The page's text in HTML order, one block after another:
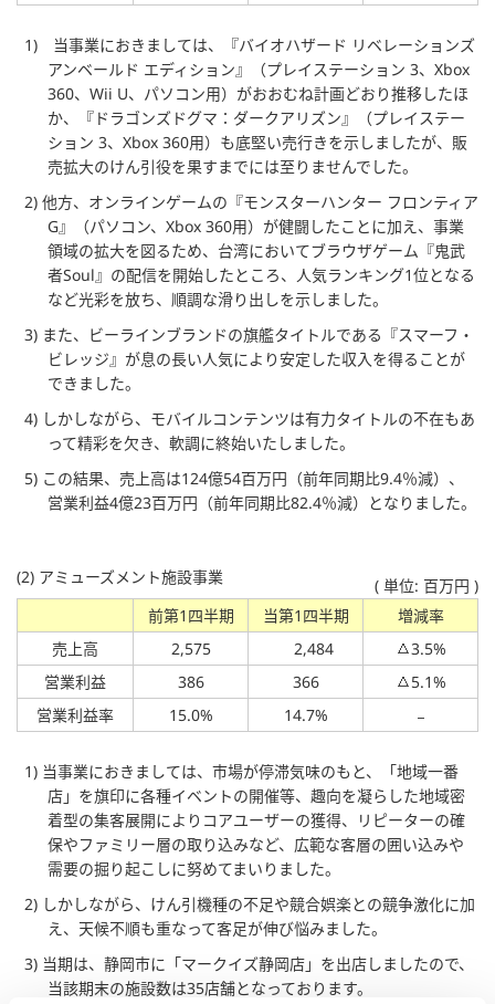
1) 当事業におきましては、『バイオハザード リベレーションズ
アンベールド エディション』（プレイステーション 3、Xbox
360、Wii U、パソコン用）がおおむね計画どおり推移したほ
か、『ドラゴンズドグマ：ダークアリズン』（プレイステー
ション 3、Xbox 360用）も底堅い売行きを示しましたが、販
売拡大のけん引役を果すまでには至りませんでした。
2) 他方、オンラインゲームの『モンスターハンター フロンティア
G』（パソコン、Xbox 360用）が健闘したことに加え、事業
領域の拡大を図るため、台湾においてブラウザゲーム『鬼武
者Soul』の配信を開始したところ、人気ランキング1位となる
など光彩を放ち、順調な滑り出しを示しました。
3) また、ビーラインブランドの旗艦タイトルである『スマーフ・
ビレッジ』が息の長い人気により安定した収入を得ることが
できました。
4) しかしながら、モバイルコンテンツは有力タイトルの不在もあ
って精彩を欠き、軟調に終始いたしました。
5) この結果、売上高は124億54百万円（前年同期比9.4％減）、
営業利益4億23百万円（前年同期比82.4％減）となりました。
(2) アミューズメント施設事業
( 単位: 百万円 )
前第1四半期
当第1四半期
増減率
売上高
2,575 2,484
3.5%
営業利益
386 366
5.1%
営業利益率
15.0% 14.7%
1) 当事業におきましては、市場が停滞気味のもと、「地域一番
店」を旗印に各種イベントの開催等、趣向を凝らした地域密
着型の集客展開によりコアユーザーの獲得、リピーターの確
保やファミリー層の取り込みなど、広範な客層の囲い込みや
需要の掘り起こしに努めてまいりました。
2) しかしながら、けん引機種の不足や競合娯楽との競争激化に加
え、天候不順も重なって客足が伸び悩みました。
3) 当期は、静岡市に「マークイズ静岡店」を出店しましたので、
当該期末の施設数は35店舗となっております。